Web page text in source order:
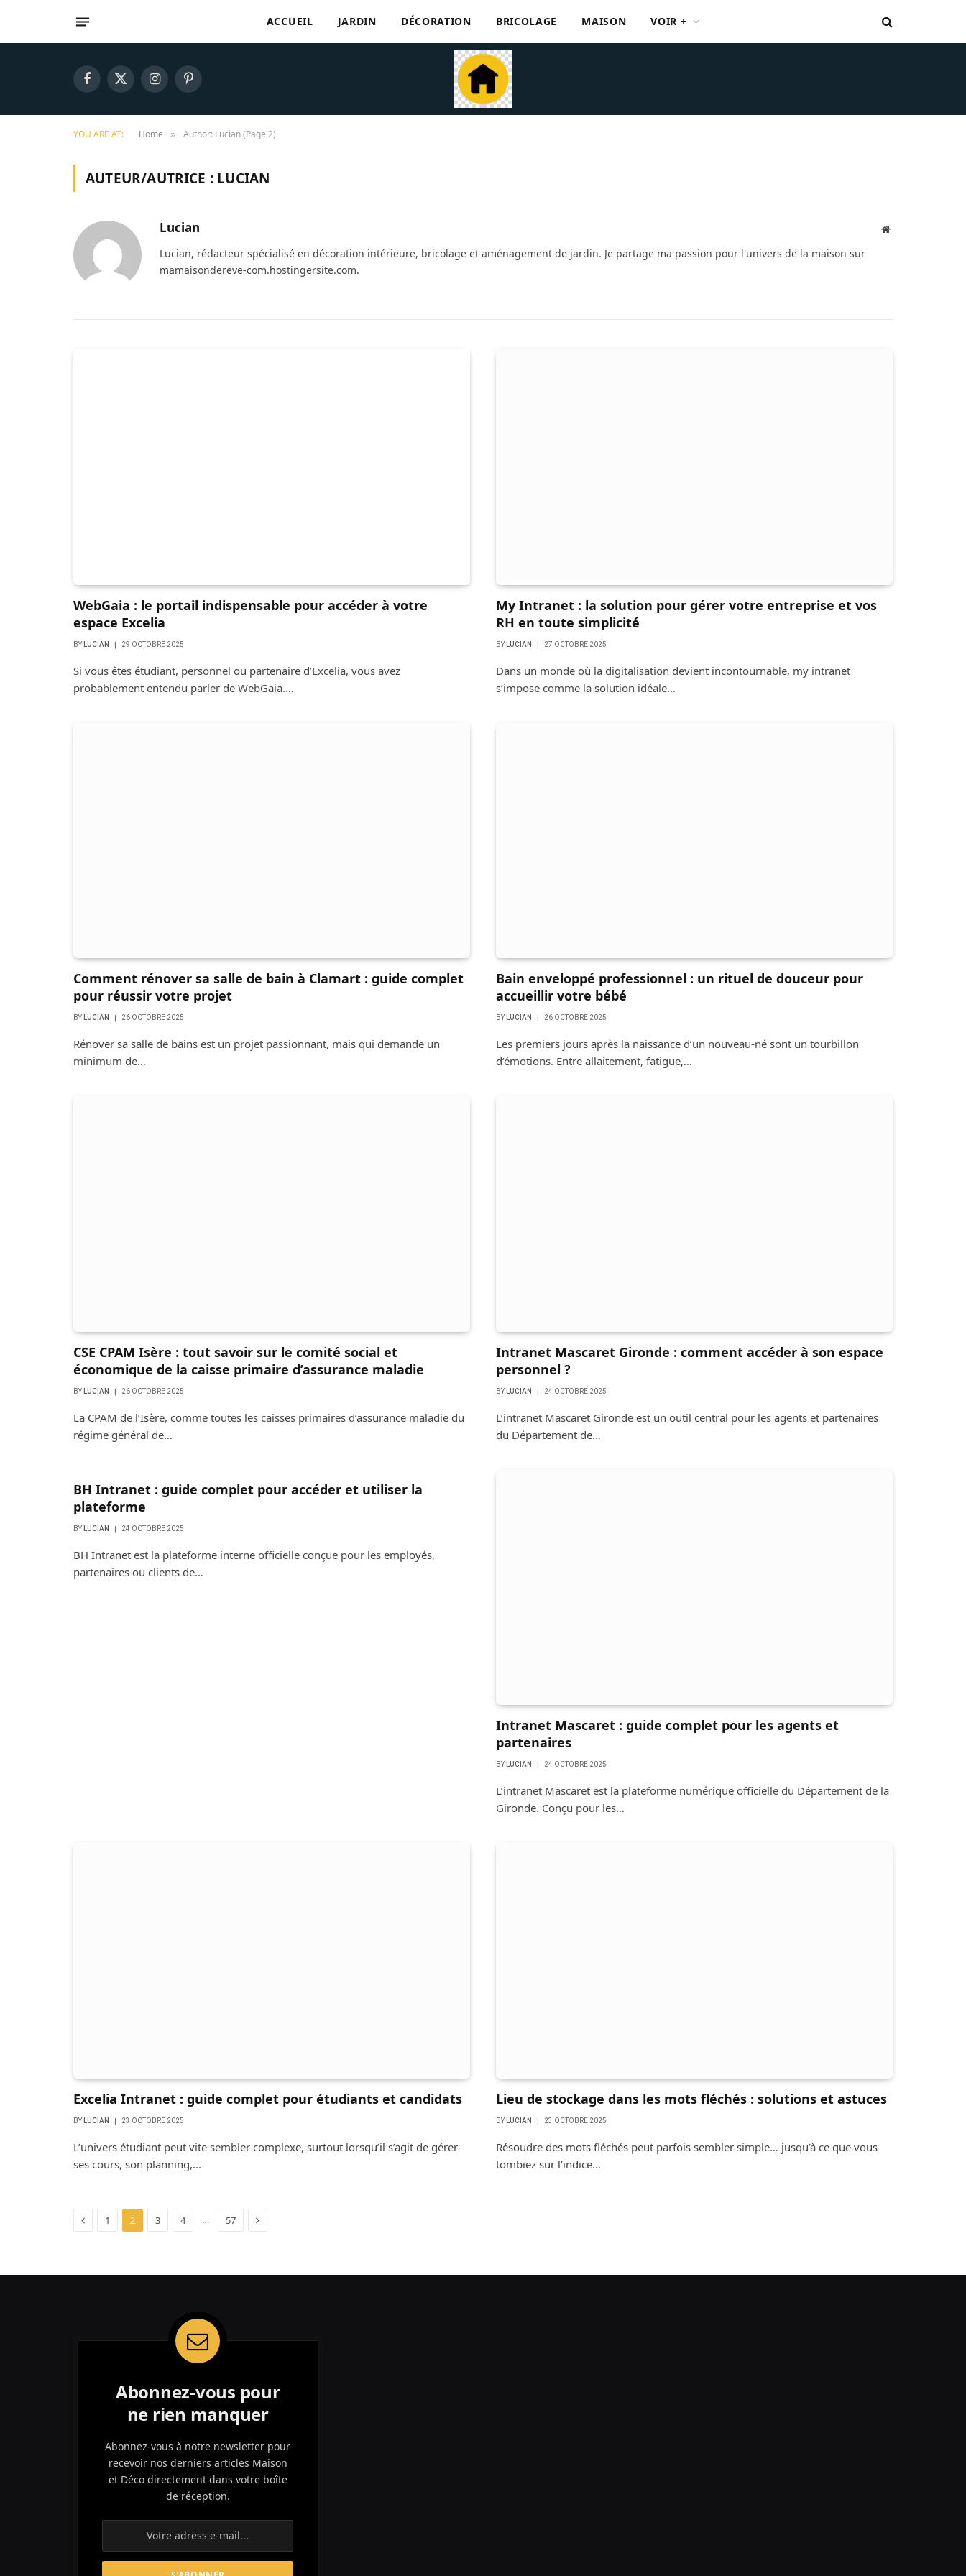
ACCUEIL JARDIN DÉCORATION BRICOLAGE MAISON VOIR +
Facebook
X
InstagramPinterest
YOU ARE AT: Home » Author: Lucian (Page 2)
AUTEUR/AUTRICE : LUCIAN
Lucian Website
Lucian, rédacteur spécialisé en décoration intérieure, bricolage et aménagement de jardin. Je partage ma passion pour l'univers de la maison sur
mamaisondereve-com.hostingersite.com.
WebGaia : le portail indispensable pour accéder à votre
espace Excelia
BY LUCIAN 29 OCTOBRE 2025
Si vous êtes étudiant, personnel ou partenaire d’Excelia, vous avez
probablement entendu parler de WebGaia.…
My Intranet : la solution pour gérer votre entreprise et vos
RH en toute simplicité
BY LUCIAN 27 OCTOBRE 2025
Dans un monde où la digitalisation devient incontournable, my intranet
s’impose comme la solution idéale…
Comment rénover sa salle de bain à Clamart : guide complet
pour réussir votre projet
BY LUCIAN 26 OCTOBRE 2025
Rénover sa salle de bains est un projet passionnant, mais qui demande un
minimum de…
Bain enveloppé professionnel : un rituel de douceur pour
accueillir votre bébé
BY LUCIAN 26 OCTOBRE 2025
Les premiers jours après la naissance d’un nouveau-né sont un tourbillon
d’émotions. Entre allaitement, fatigue,…
CSE CPAM Isère : tout savoir sur le comité social et
économique de la caisse primaire d’assurance maladie
BY LUCIAN 26 OCTOBRE 2025
La CPAM de l’Isère, comme toutes les caisses primaires d’assurance maladie du
régime général de…
Intranet Mascaret Gironde : comment accéder à son espace
personnel ?
BY LUCIAN 24 OCTOBRE 2025
L’intranet Mascaret Gironde est un outil central pour les agents et partenaires
du Département de…
BH Intranet : guide complet pour accéder et utiliser la
plateforme
BY LUCIAN 24 OCTOBRE 2025
BH Intranet est la plateforme interne officielle conçue pour les employés,
partenaires ou clients de…
Intranet Mascaret : guide complet pour les agents et
partenaires
BY LUCIAN 24 OCTOBRE 2025
L’intranet Mascaret est la plateforme numérique officielle du Département de la
Gironde. Conçu pour les…
Excelia Intranet : guide complet pour étudiants et candidats
BY LUCIAN 23 OCTOBRE 2025
L’univers étudiant peut vite sembler complexe, surtout lorsqu’il s’agit de gérer
ses cours, son planning,…
Lieu de stockage dans les mots fléchés : solutions et astuces
BY LUCIAN 23 OCTOBRE 2025
Résoudre des mots fléchés peut parfois sembler simple… jusqu’à ce que vous
tombiez sur l’indice…
Previous
1 2 3 4 … 57 Next
Abonnez-vous pour
ne rien manquer
Abonnez-vous à notre newsletter pour
recevoir nos derniers articles Maison
et Déco directement dans votre boîte
de réception.